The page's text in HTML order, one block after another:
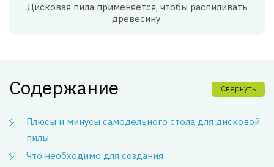
Дисковая пила применяется, чтобы распиливать
древесину.
Содержание Свернуть
Плюсы и минусы самодельного стола для дисковой
пилы
Что необходимо для создания